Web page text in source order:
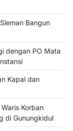
Bangun
dengan PO Mata
Kapal dan
Korban
di Gunungkidul